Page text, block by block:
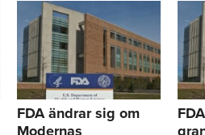
FDA ändrar sig om
Modernas